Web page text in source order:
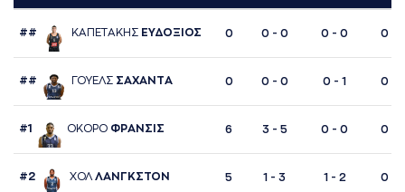
## ΚAΠΕΤAΚΗΣ ΕΥΔΟΞΙΟΣ 0 0 - 0 0 - 0 0 -
## ΓΟΥΕΛΣ ΣAΧAΝΤA 0 0 - 0 0 - 1 0 -
#1 ΟΚΟΡΟ ΦΡAΝΣΙΣ 6 3 - 5 0 - 0 0 -
#2 ΧΟΛ ΛAΝΓΚΣΤΟΝ 5 1 - 3 1 - 2 0 -